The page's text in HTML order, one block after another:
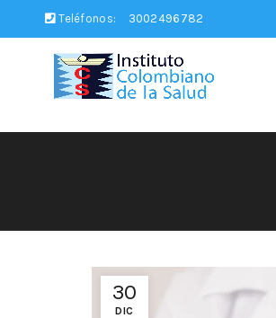
Teléfonos: 3002496782
30
DIC